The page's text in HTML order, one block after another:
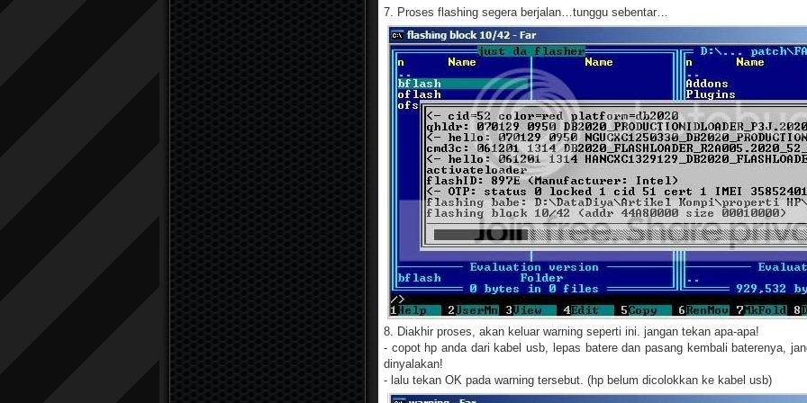
7. Proses flashing segera berjalan…tunggu sebentar…
8. Diakhir proses, akan keluar warning seperti ini. jangan tekan apa-apa!
- copot hp anda dari kabel usb, lepas batere dan pasang kembali baterenya,
dinyalakan!
- lalu tekan OK pada warning tersebut. (hp belum dicolokkan ke kabel usb)